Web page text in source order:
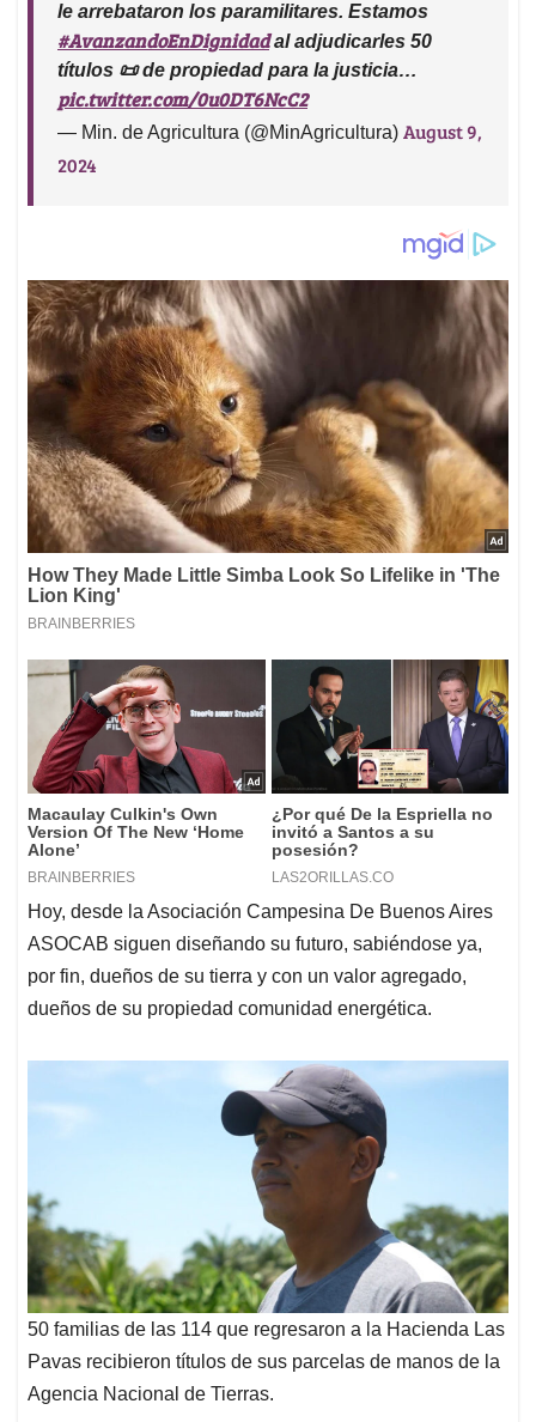
le arrebataron los paramilitares. Estamos
#AvanzandoEnDignidadal adjudicarles 50
títulos 📜 de propiedad para la justicia…
pic.twitter.com/0u0DT6NcC2
— Min. de Agricultura (@MinAgricultura) August 9,
2024
Hoy, desde la Asociación Campesina De Buenos Aires
ASOCAB siguen diseñando su futuro, sabiéndose ya,
por fin, dueños de su tierra y con un valor agregado,
dueños de su propiedad comunidad energética.
50 familias de las 114 que regresaron a la Hacienda Las
Pavas recibieron títulos de sus parcelas de manos de la
Agencia Nacional de Tierras.